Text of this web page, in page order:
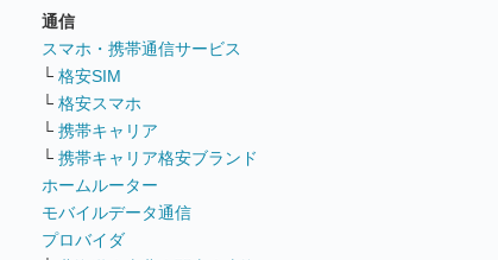
通信
スマホ・携帯通信サービス
└ 格安SIM
└ 格安スマホ
└ 携帯キャリア
└ 携帯キャリア格安ブランド
ホームルーター
モバイルデータ通信
プロバイダ